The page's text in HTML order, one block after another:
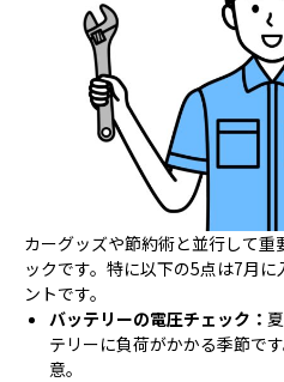
カーグッズや節約術と並行して重
ックです。特に以下の5点は7月
ントです。
バッテリーの電圧チェック：
テリーに負荷がかかる季節で
意。